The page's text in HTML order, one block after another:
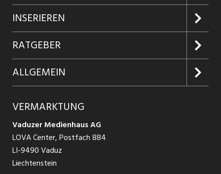
Jobs suchen
Jobabo
Firmen entdecken
Jobs in Graubünden
Jobs in St. Gallen
Jobs in Glarus
Jobs in der Südostschweiz
INSERIEREN
Kundenlogin
Inserieren
Produkte
Schnittstelle
RATGEBER
Glossar
Ratgeber Bewerbung / Rekrutierung
ALLGEMEIN
AGB
Datenschutzbestimmungen
Nutzungsbedingungen
VERMARKTUNG
Vaduzer Medienhaus AG
LOVA Center, Postfach 884
LI-9490 Vaduz
Liechtenstein